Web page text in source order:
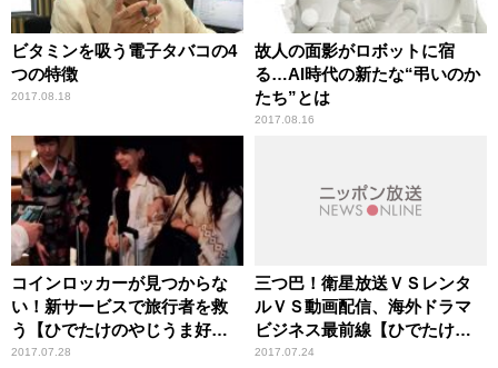
ビタミンを吸う電子タバコの4
つの特徴
2017.08.18
故人の面影がロボットに宿
る…AI時代の新たな“弔いのか
たち”とは
2017.08.16
コインロッカーが見つからな
い！新サービスで旅行者を救
う【ひでたけのやじうま好奇
心】
2017.07.28
三つ巴！衛星放送ＶＳレンタ
ルＶＳ動画配信、海外ドラマ
ビジネス最前線【ひでたけの
やじうま好奇心】
2017.07.24